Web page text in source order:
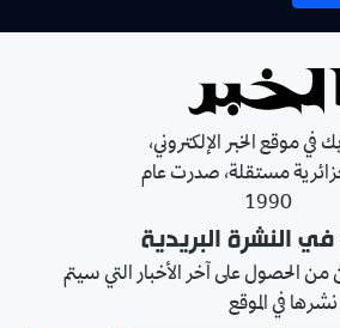
في موقع الخبر الإلكتروني،
مستقلة، صدرت عام
1990
في النشرة البريدية
الحصول على آخر الأخبار التي سيتم
نشرها في الموقع